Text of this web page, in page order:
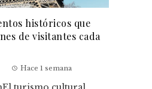
históricos que
de visitantes cada
Hace 1 semana